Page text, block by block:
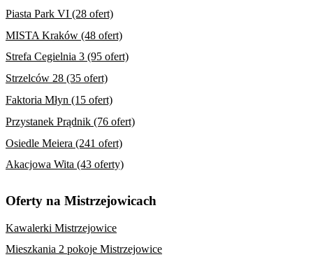
Piasta Park VI (28 ofert)
MISTA Kraków (48 ofert)
Strefa Cegielnia 3 (95 ofert)
Strzelców 28 (35 ofert)
Faktoria Młyn (15 ofert)
Przystanek Prądnik (76 ofert)
Osiedle Meiera (241 ofert)
Akacjowa Wita (43 oferty)
Oferty na Mistrzejowicach
Kawalerki Mistrzejowice
Mieszkania 2 pokoje Mistrzejowice